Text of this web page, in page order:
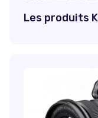
Les produits